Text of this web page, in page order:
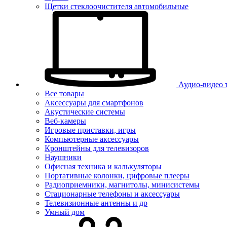
Щетки стеклоочистителя автомобильные
Аудио-видео
Все товары
Аксессуары для смартфонов
Акустические системы
Веб-камеры
Игровые приставки, игры
Компьютерные аксессуары
Кронштейны для телевизоров
Наушники
Офисная техника и калькуляторы
Портативные колонки, цифровые плееры
Радиоприемники, магнитолы, минисистемы
Стационарные телефоны и аксессуары
Телевизионные антенны и др
Умный дом